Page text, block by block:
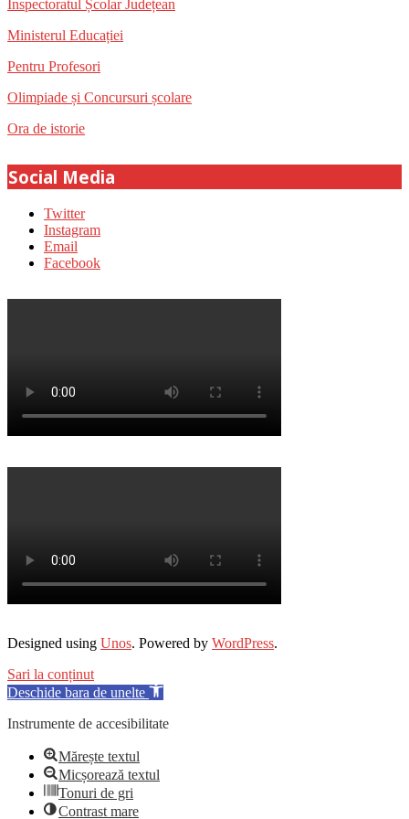
Inspectoratul Școlar Județean
Ministerul Educației
Pentru Profesori
Olimpiade și Concursuri școlare
Ora de istorie
Social Media
Twitter
Instagram
Email
Facebook
Designed using Unos. Powered by WordPress.
Sari la conținut
Deschide bara de unelte
Instrumente de accesibilitate
Mărește textul
Micșorează textul
Tonuri de gri
Contrast mare